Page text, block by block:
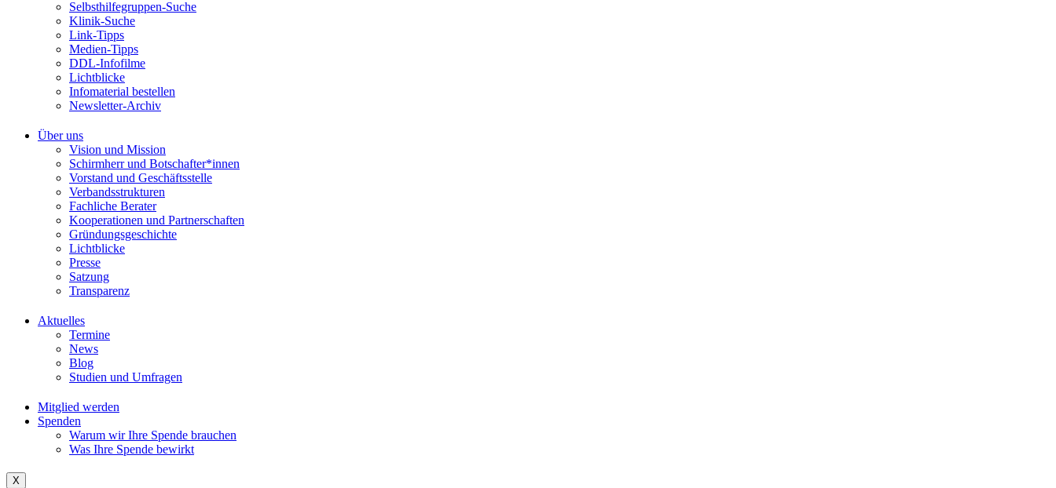
Selbsthilfegruppen-Suche
Klinik-Suche
Link-Tipps
Medien-Tipps
DDL-Infofilme
Lichtblicke
Infomaterial bestellen
Newsletter-Archiv
Über uns
Vision und Mission
Schirmherr und Botschafter*innen
Vorstand und Geschäftsstelle
Verbandsstrukturen
Fachliche Berater
Kooperationen und Partnerschaften
Gründungsgeschichte
Lichtblicke
Presse
Satzung
Transparenz
Aktuelles
Termine
News
Blog
Studien und Umfragen
Mitglied werden
Spenden
Warum wir Ihre Spende brauchen
Was Ihre Spende bewirkt
X